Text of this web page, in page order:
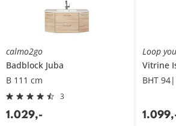
calmo2go
Badblock Juba
B 111 cm
3
1.029,-
Loop
Vitrine
BHT
1.099,